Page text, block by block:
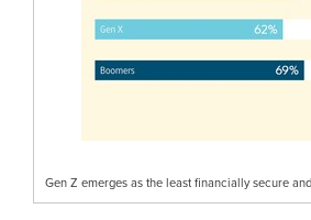
Gen Z emerges as the least financially secure